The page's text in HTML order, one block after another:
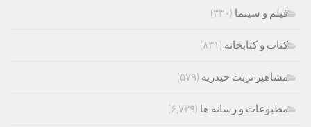
فیلم و سینما (۳۳۰)
کتاب و کتابخانه (۸۳۱)
مشاهیر تربت حیدریه (۵۷۹)
مطبوعات و رسانه ها (۶,۷۳۹)